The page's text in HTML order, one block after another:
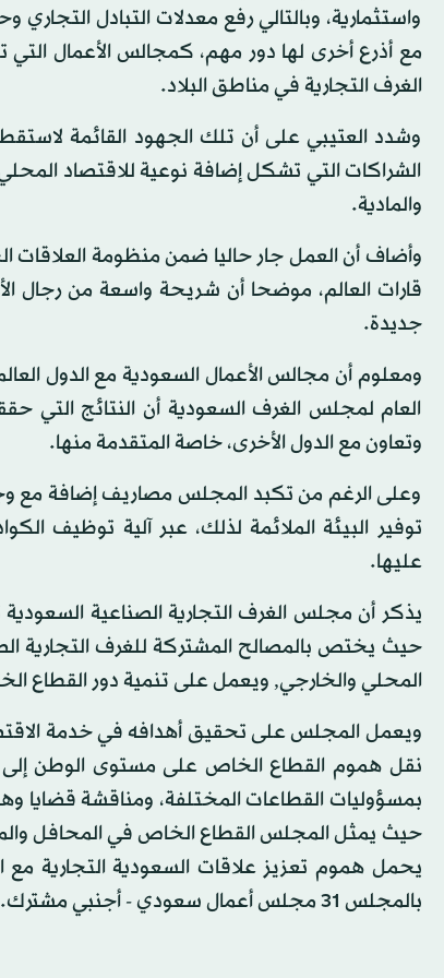
واستثمارية، وبالتالي رفع معدلات التبادل
مع أذرع أخرى لها دور مهم، كمجالس الأعمال التي
الغرف التجارية في مناطق البلاد.
وشدد العتيبي على أن تلك الجهود القائمة
الشراكات التي تشكل إضافة نوعية للاقتصاد
والمادية.
وأضاف أن العمل جار حاليا ضمن منظومة
قارات العالم، موضحا أن شريحة واسعة من رجال
جديدة.
العام لمجلس الغرف السعودية أن النتائج التي
وتعاون مع الدول الأخرى، خاصة المتقدمة منها.
وعلى الرغم من تكبد المجلس مصاريف إضافة مع
توفير البيئة الملائمة لذلك، عبر آلية توظيف
عليها.
حيث يختص بالمصالح المشتركة للغرف التجارية
المحلي والخارجي, ويعمل على تنمية دور القطاع
ويعمل المجلس على تحقيق أهدافه في خدمة
بمسؤوليات القطاعات المختلفة، ومناقشة قضايا
حيث يمثل المجلس القطاع الخاص في المحافل
يحمل هموم تعزيز علاقات السعودية التجارية مع
بالمجلس 31 مجلس أعمال سعودي - أجنبي مشترك.